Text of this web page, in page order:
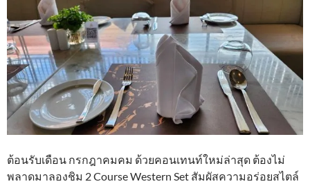
ต้อนรับเดือน กรกฎาคมคม ด้วยคอนเทนท์ใหม่ล่าสุด ต้องไม่
พลาดมาลองชิม 2 Course Western Set สัมผัสความอร่อยสไตล์